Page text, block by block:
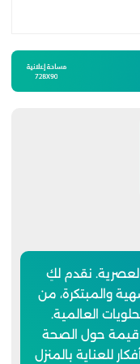
نقدم لكِ
والمبتكرة، من
العالمية.
قيمة حول الصحة
للعناية بالمنزل